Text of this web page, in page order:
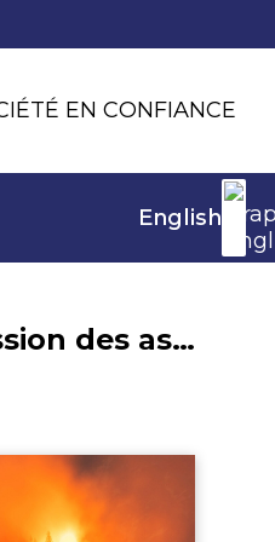
EN CONFIANCE
English
Nomination de Valérie Cohen à la présidence de la Commission des assurances de dommages et de responsabilité de France Assureurs